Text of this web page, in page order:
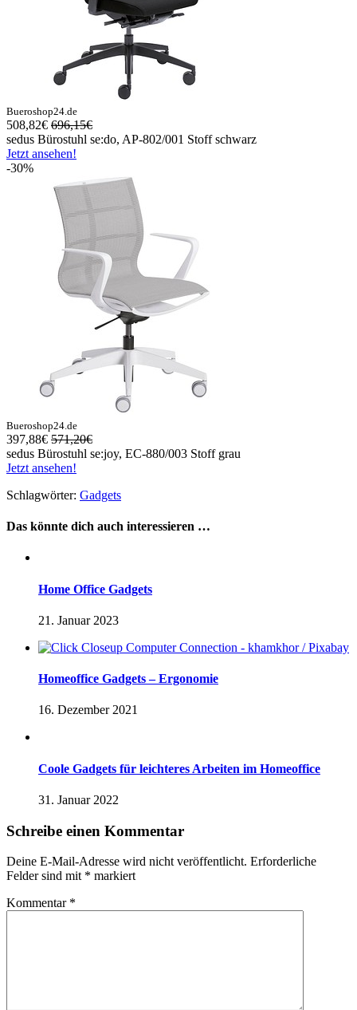
Bueroshop24.de
508,82€ 696,15€
sedus Bürostuhl se:do, AP-802/001 Stoff schwarz
Jetzt ansehen!
-30%
Bueroshop24.de
397,88€ 571,20€
sedus Bürostuhl se:joy, EC-880/003 Stoff grau
Jetzt ansehen!
Schlagwörter: Gadgets
Das könnte dich auch interessieren …
Home Office Gadgets
21. Januar 2023
Homeoffice Gadgets – Ergonomie
16. Dezember 2021
Coole Gadgets für leichteres Arbeiten im Homeoffice
31. Januar 2022
Schreibe einen Kommentar
Deine E-Mail-Adresse wird nicht veröffentlicht. Erforderliche
Felder sind mit * markiert
Kommentar *